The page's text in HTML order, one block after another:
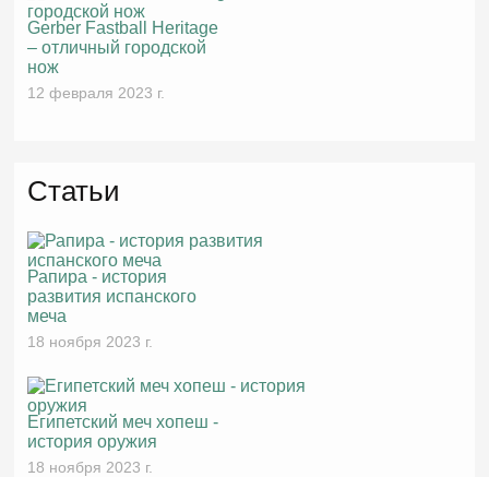
Gerber Fastball Heritage
– отличный городской
нож
12 февраля 2023 г.
Статьи
Рапира - история
развития испанского
меча
18 ноября 2023 г.
Египетский меч хопеш -
история оружия
18 ноября 2023 г.